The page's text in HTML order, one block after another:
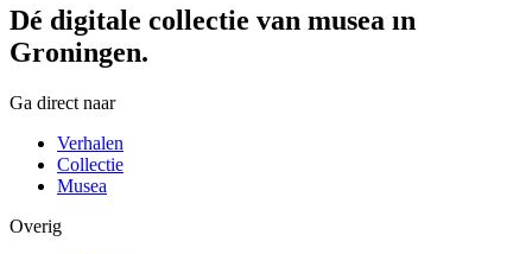
Dé digitale collectie van musea in
Groningen.
Ga direct naar
Verhalen
Collectie
Musea
Overig